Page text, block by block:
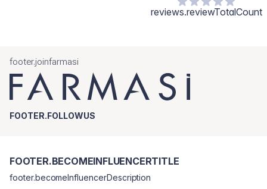
reviews.reviewTotalCount
footer.joinfarmasi
FOOTER.FOLLOWUS
FOOTER.BECOMEINFLUENCERTITLE
footer.becomeInfluencerDescription